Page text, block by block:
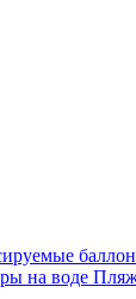
на воде